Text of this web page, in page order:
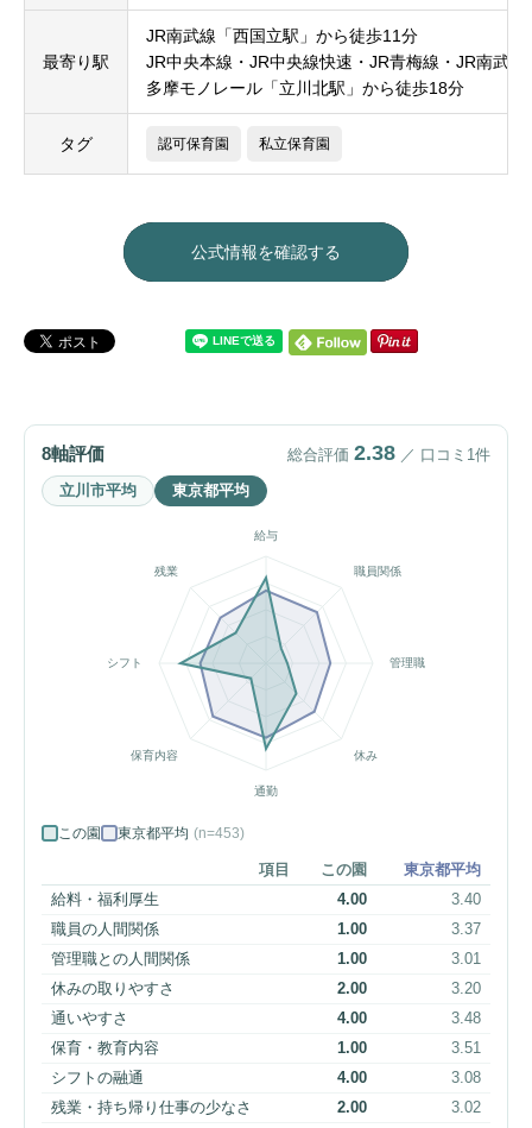
最寄り駅
JR南武線「西国立駅」から徒歩11分
JR中央本線・JR中央線快速・JR青梅線・JR南武
多摩モノレール「立川北駅」から徒歩18分
タグ 認可保育園 私立保育園
公式情報を確認する
8軸評価 総合評価 2.38 ／ 口コミ1件
立川市平均 東京都平均
給与
職員関係
管理職
休み
通勤
保育内容
シフト
残業
この園 東京都平均 (n=453)
項目 この園
東京都平均
給料・福利厚生
4.00
3.40
職員の人間関係
1.00
3.37
管理職との人間関係
1.00
3.01
休みの取りやすさ
2.00
3.20
通いやすさ
4.00
3.48
保育・教育内容
1.00
3.51
シフトの融通
4.00
3.08
残業・持ち帰り仕事の少なさ
2.00 3.02